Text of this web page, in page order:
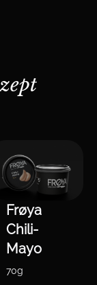
Frøya
Chili-
Mayo
70g